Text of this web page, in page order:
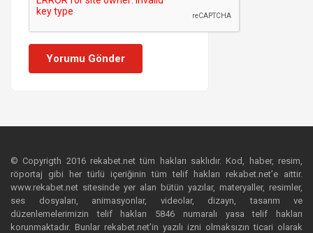
Yorumu Gönder
© Copyrigth 2016 rekabet.net tüm hakları saklıdır. Kod, haber, resim,
röportaj gibi her türlü içeriğinin tüm telif hakları rekabet.net’e aittir.
www.rekabet.net sitesinde yer alan bütün yazılar, materyaller, resimler,
ses dosyaları, animasyonlar, videolar, dizayn, tasarım ve
düzenlemelerimizin telif hakları 5846 numaralı yasa telif hakları
korunmaktadır. Bunlar rekabet.net’in yazılı izni olmaksızın ticari olarak